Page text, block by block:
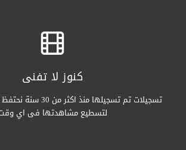
كنوز لا تفنى
تسجيلات تم تسجيلها
لتسطيع مشاهدتها فى اي